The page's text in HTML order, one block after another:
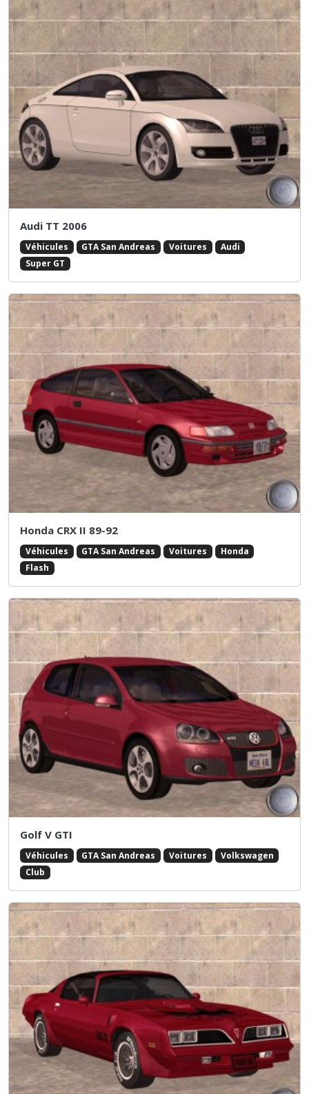
Audi TT 2006
Véhicules GTA San Andreas Voitures
Audi
Super GT
Honda CRX II 89-92
Véhicules GTA San Andreas Voitures
Honda
Flash
Golf V GTI
Véhicules GTA San Andreas Voitures
Volkswagen
Club